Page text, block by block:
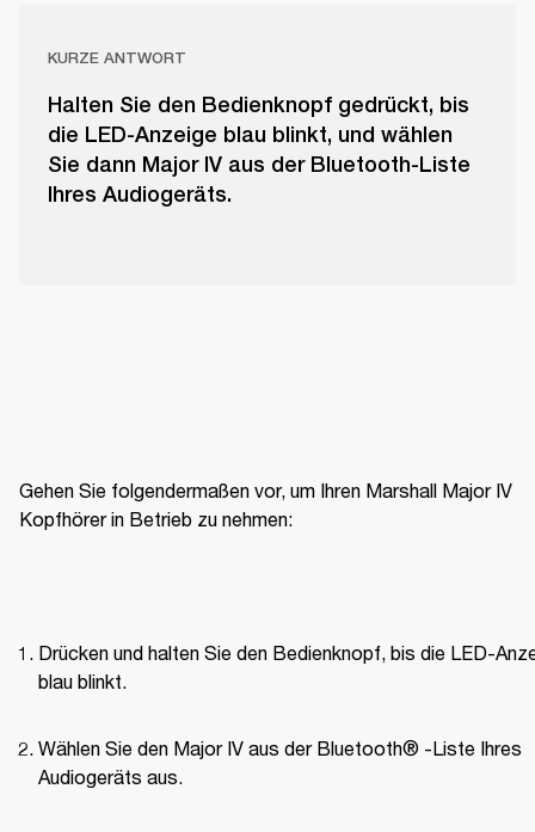
KURZE ANTWORT
Halten Sie den Bedienknopf gedrückt, bis
die LED-Anzeige blau blinkt, und wählen
Sie dann Major IV aus der Bluetooth-Liste
Ihres Audiogeräts.
Gehen Sie folgendermaßen vor, um Ihren Marshall Major IV
Kopfhörer in Betrieb zu nehmen:
Drücken und halten Sie den Bedienknopf, bis die LED-
blau blinkt.
Wählen Sie den Major IV aus der Bluetooth® -Liste Ihres
Audiogeräts aus.